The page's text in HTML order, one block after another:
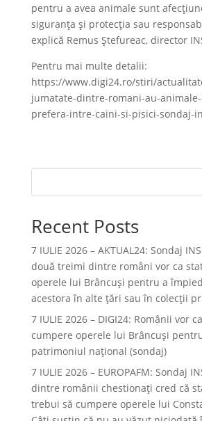
pentru a avea animale sunt
siguranța și protecția sau
explică Remus Ștefureac, director
Pentru mai multe detalii:
https://www.digi24.ro/stiri/
jumatate-dintre-romani-au-
prefera-intre-caini-si-pisici-sondaj-
Recent Posts
7 IULIE 2026 – AKTUAL24: Sondaj
două treimi dintre români vor ca
operele lui Brâncuşi pentru a
acestora în alte ţări sau în colecţii
7 IULIE 2026 – DIGI24: Românii vor
cumpere operele lui Brâncuși
patrimoniul național (sondaj)
7 IULIE 2026 – EUROPAFM: Sondaj
dintre românii chestionați cred că
trebui să cumpere operele lui